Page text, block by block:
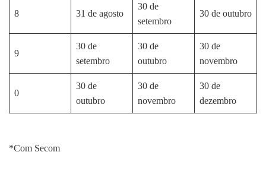
8 31 de agosto
30 de
setembro
30 de outubro
9
30 de
setembro
30 de
outubro
30 de
novembro
0
30 de
outubro
30 de
novembro
30 de
dezembro
*Com Secom